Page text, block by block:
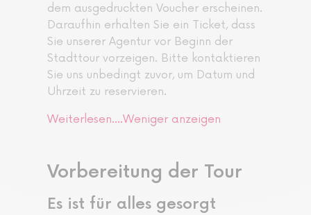
dem ausgedruckten Voucher erscheinen.
Daraufhin erhalten Sie ein Ticket, dass
Sie unserer Agentur vor Beginn der
Stadttour vorzeigen. Bitte kontaktieren
Sie uns unbedingt zuvor, um Datum und
Uhrzeit zu reservieren.
Weiterlesen....Weniger anzeigen
Vorbereitung der Tour
Es ist für alles gesorgt